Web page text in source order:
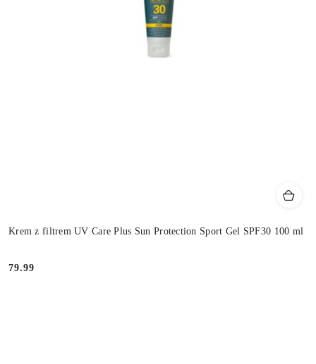
Krem z filtrem UV Care Plus Sun Protection Sport Gel SPF30 100 ml
Cena:
79.99